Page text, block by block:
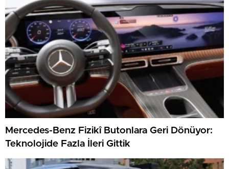
Mercedes-Benz Fizikî Butonlara Geri Dönüyor:
Teknolojide Fazla İleri Gittik